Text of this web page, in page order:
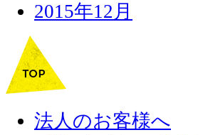
2015年12月
法人のお客様へ